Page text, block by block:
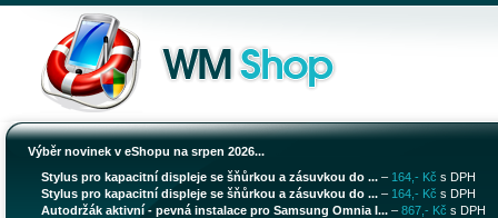
Výběr novinek v eShopu na srpen 2026...
Stylus pro kapacitní displeje se šňůrkou a zásuvkou do ... – 164,- Kč s DPH
Stylus pro kapacitní displeje se šňůrkou a zásuvkou do ... – 164,- Kč s DPH
Autodržák aktivní - pevná instalace pro Samsung Omnia I... – 867,- Kč s DPH